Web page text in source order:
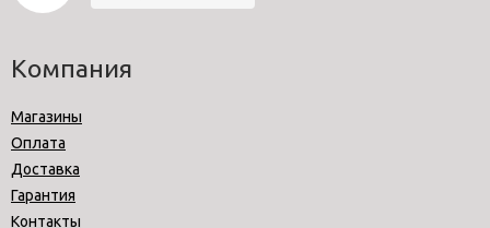
Компания
Магазины
Оплата
Доставка
Гарантия
Контакты